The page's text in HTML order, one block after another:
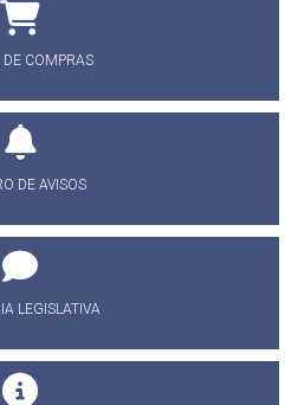
DE COMPRAS
DE AVISOS
LEGISLATIVA